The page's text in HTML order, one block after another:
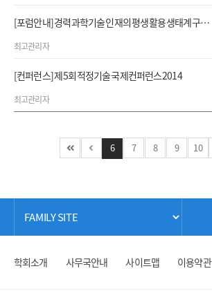
[포럼안내] 경력 과학기술 인재의 평생 활용 생태계 구…
최고관리자
[컨퍼런스] 제 5회 적정기술 국제컨퍼런스 2014
최고관리자
6 7 8 9 10
학회소개 사무국안내 사이트맵 이용약관